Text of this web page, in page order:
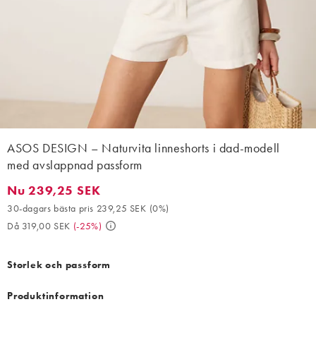
ASOS DESIGN – Naturvita linneshorts i dad-modell
med avslappnad passform
Nu 239,25 SEK. 30-dagars bästa pris 239,25 SEK (0%). Då
Nu 239,25 SEK
30-dagars bästa pris 239,25 SEK (0%)
Då 319,00 SEK (-25%)
Storlek och passform
Produktinformation